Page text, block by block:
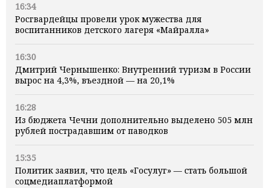
16:34
Росгвардейцы провели урок мужества для
воспитанников детского лагеря «Майралла»
16:30
Дмитрий Чернышенко: Внутренний туризм в России
вырос на 4,3%, въездной — на 20,1%
16:28
Из бюджета Чечни дополнительно выделено 505 млн
рублей пострадавшим от паводков
15:35
Политик заявил, что цель «Госулуг» — стать большой
соцмедиаплатформой